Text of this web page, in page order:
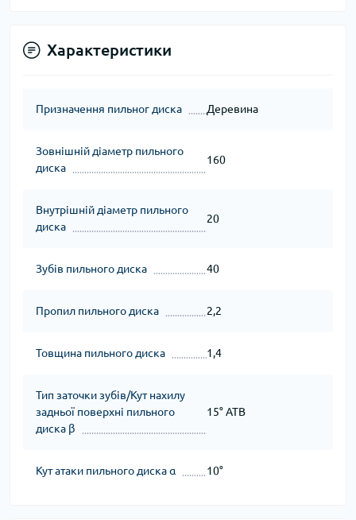
Характеристики
Призначення пильног диска Деревина
Зовнішній діаметр пильного
диска
160
Внутрішній діаметр пильного
диска
20
Зубів пильного диска 40
Пропил пильного диска 2,2
Товщина пильного диска 1,4
Тип заточки зубів/Кут нахилу
задньої поверхні пильного
диска β
15° ATB
Кут атаки пильного диска α 10°